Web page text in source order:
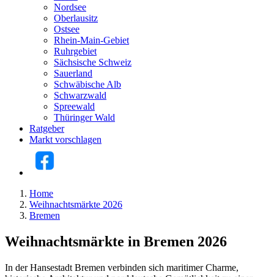
Nordsee
Oberlausitz
Ostsee
Rhein-Main-Gebiet
Ruhrgebiet
Sächsische Schweiz
Sauerland
Schwäbische Alb
Schwarzwald
Spreewald
Thüringer Wald
Ratgeber
Markt vorschlagen
Home
Weihnachtsmärkte 2026
Bremen
Weihnachtsmärkte in Bremen 2026
In der Hansestadt Bremen verbinden sich maritimer Charme,